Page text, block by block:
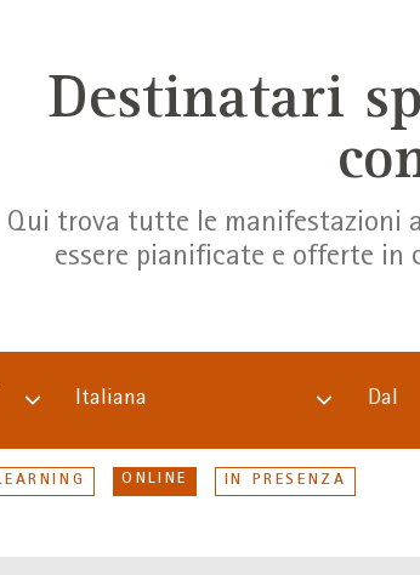
Destinatari
Qui trova tutte le manifestazioni
essere pianificate e offerte in
Italiana Dal
ONLINE IN PRESENZA